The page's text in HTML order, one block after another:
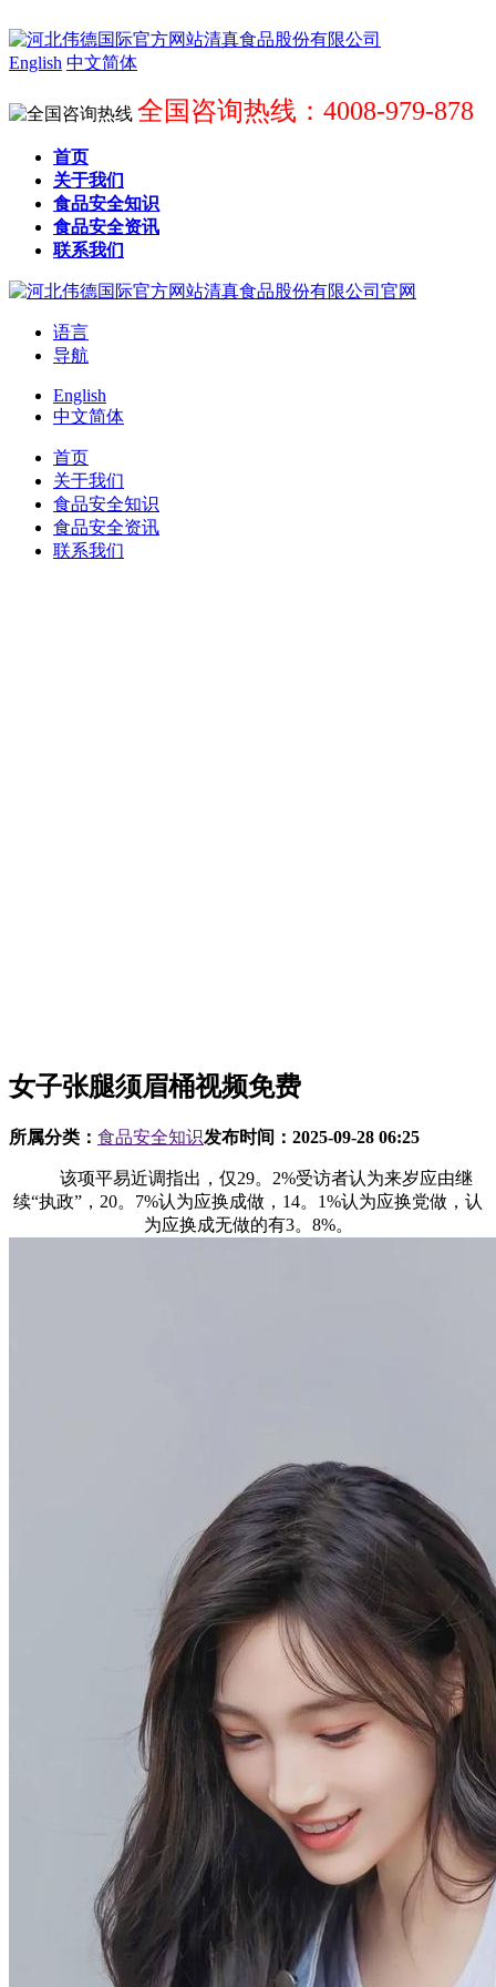
English 中文简体
全国咨询热线：4008-979-878
首页
关于我们
食品安全知识
食品安全资讯
联系我们
语言
导航
English
中文简体
首页
关于我们
食品安全知识
食品安全资讯
联系我们
女子张腿须眉桶视频免费
所属分类： 食品安全知识发布时间： 2025-09-28 06:25
该项平易近调指出，仅29。2%受访者认为来岁应由继
续“执政”，20。7%认为应换成做，14。1%认为应换党做，认
为应换成无做的有3。8%。